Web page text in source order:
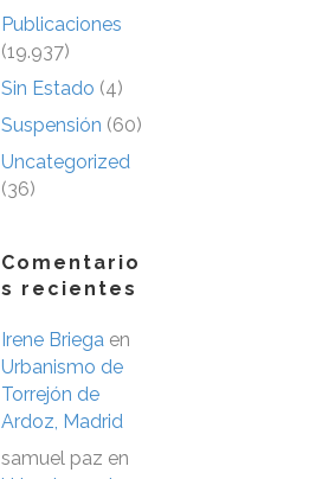
Publicaciones
(19.937)
Sin Estado (4)
Suspensión (60)
Uncategorized
(36)
Comentario
s recientes
Irene Briega en
Urbanismo de
Torrejón de
Ardoz, Madrid
samuel paz en